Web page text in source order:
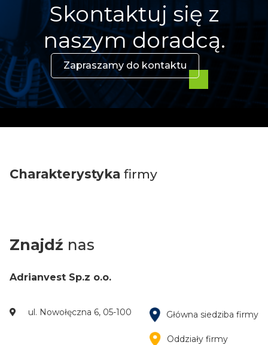
Skontaktuj się z
naszym doradcą.
Zapraszamy do kontaktu
Charakterystyka firmy
Znajdź nas
Adrianvest Sp.z o.o.
ul. Nowołęczna 6, 05-100 Główna siedziba firmy
Oddziały firmy